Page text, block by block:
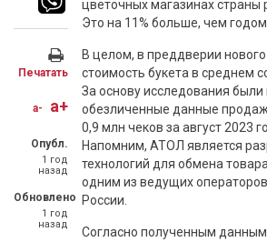
Печатать
a- a+
Опубл.
1 год
назад
Обновлено
1 год
назад
цветочных магазинах страны
Это на 11% больше, чем годом
В целом, в преддверии
стоимость букета в среднем
За основу исследования
обезличенные данные
0,9 млн чеков за август 2023
Напомним, АТОЛ является
технологий для обмена
одним из ведущих
России.
Согласно полученным